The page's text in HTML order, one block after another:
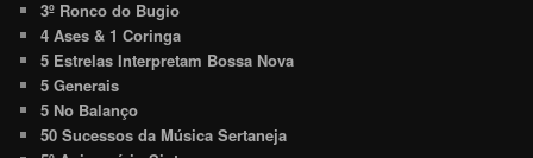
3º Ronco do Bugio
4 Ases & 1 Coringa
5 Estrelas Interpretam Bossa Nova
5 Generais
5 No Balanço
50 Sucessos da Música Sertaneja